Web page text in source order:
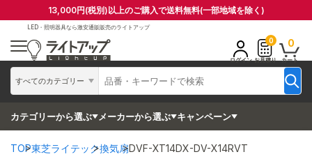
13,000円(税別)以上のご購入で送料無料(一部地域を除く)
LED・照明器具なら激安通販販売のライトアップ
すべてのカテゴリー
ログイン
0
お見積り
0
カート
カテゴリーから選ぶ メーカーから選ぶ キャンペーン
TOP東芝ライテック換気扇DVF-XT14DX-DV-X14RVT